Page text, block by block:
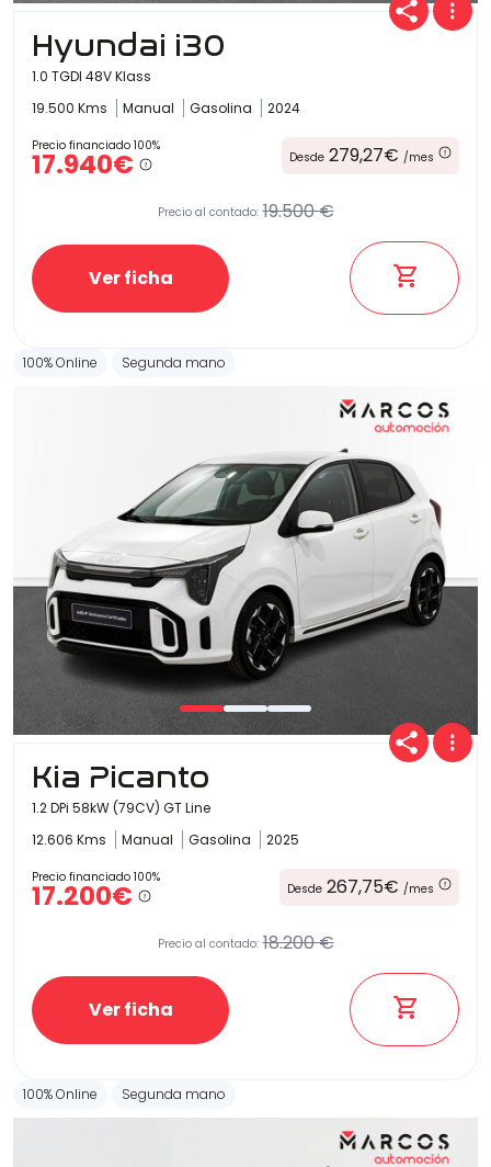
Hyundai i30
1.0 TGDI 48V Klass
19.500 Kms
Manual Gasolina 2024
Precio financiado 100%
17.940€ Desde 279,27€ /mes
Precio al contado: 19.500 €
Ver ficha
100% Online Segunda mano
Kia Picanto
1.2 DPi 58kW (79CV) GT Line
12.606 Kms
Manual Gasolina 2025
Precio financiado 100%
17.200€ Desde 267,75€ /mes
Precio al contado: 18.200 €
Ver ficha
100% Online Segunda mano